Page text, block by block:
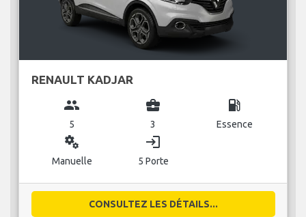
RENAULT KADJAR
group
5
business_center
3
local_gas_station
Essence
miscellaneous_services
Manuelle
login
5 Porte
CONSULTEZ LES DÉTAILS...